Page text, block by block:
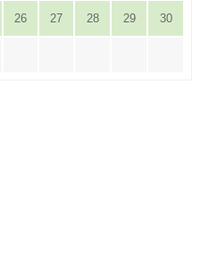
26 27 28 29 30